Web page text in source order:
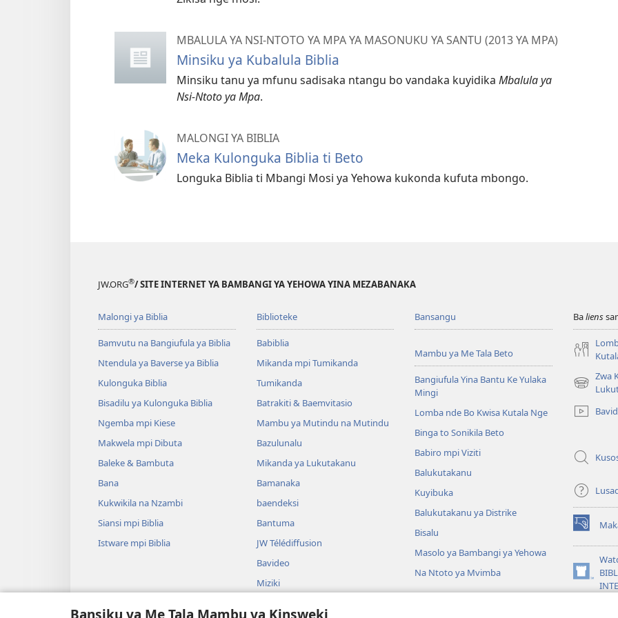
Bansiku ya Me Tala Mambu ya Kinsweki
MBALULA YA NSI-NTOTO YA MPA YA MASONUKU YA SANTU (2013 YA MPA)
Minsiku ya Kubalula Biblia
Minsiku tanu ya mfunu sadisaka ntangu bo vandaka kuyidika Mbalula ya
Nsi-Ntoto ya Mpa.
MALONGI YA BIBLIA
Meka Kulonguka Biblia ti Beto
Longuka Biblia ti Mbangi Mosi ya Yehowa kukonda kufuta mbongo.
JW.ORG®/ SITE INTERNET YA BAMBANGI YA YEHOWA YINA MEZABANAKA
Malongi ya Biblia
Bamvutu na Bangiufula ya Biblia
Ntendula ya Baverse ya Biblia
Kulonguka Biblia
Bisadilu ya Kulonguka Biblia
Ngemba mpi Kiese
Makwela mpi Dibuta
Baleke & Bambuta
Bana
Kukwikila na Nzambi
Siansi mpi Biblia
Istware mpi Biblia
Biblioteke
Babiblia
Mikanda mpi Tumikanda
Tumikanda
Batrakiti & Baemvitasio
Mambu ya Mutindu na Mutindu
Bazulunalu
Mikanda ya Lukutakanu
Bamanaka
baendeksi
Bantuma
JW Télédiffusion
Bavideo
Miziki
Bansangu
Mambu ya Me Tala Beto
Bangiufula Yina Bantu Ke Yulaka
Mingi
Lomba nde Bo Kwisa Kutala Nge
Binga to Sonikila Beto
Babiro mpi Viziti
Balukutakanu
Kuyibuka
Balukutakanu ya Distrike
Bisalu
Masolo ya Bambangi ya Yehowa
Na Ntoto ya Mvimba
Baliens
Zwa
(ke
lutiti
(ke
kangula
ya
mpa)
(ke
kangula